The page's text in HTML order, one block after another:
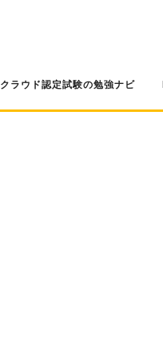
クラウド認定試験の勉強ナビ